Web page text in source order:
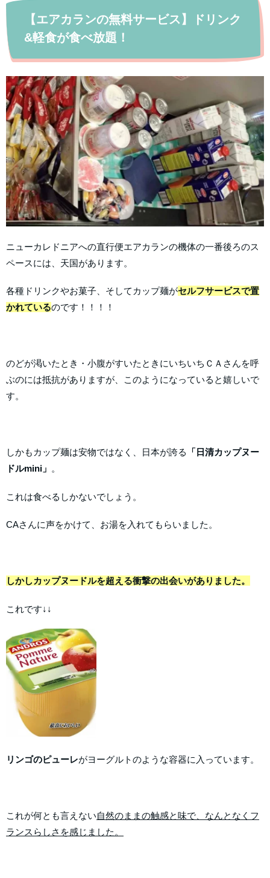
【エアカランの無料サービス】ドリンク
&軽食が食べ放題！
ニューカレドニアへの直行便エアカランの機体の一番後ろのス
ペースには、天国があります。
各種ドリンクやお菓子、そしてカップ麺がセルフサービスで置
かれているのです！！！！
のどが渇いたとき・小腹がすいたときにいちいちＣＡさんを呼
ぶのには抵抗がありますが、このようになっていると嬉しいで
す。
しかもカップ麺は安物ではなく、日本が誇る
「日清カップヌー
ドルmini」 。
これは食べるしかないでしょう。
CAさんに声をかけて、お湯を入れてもらいました。
しかしカップヌードルを超える衝撃の出会いがありました。
これです↓↓
リンゴのピューレがヨーグルトのような容器に入っています。
これが何とも言えない自然のままの触感と味で、なんとなくフ
ランスらしさを感じました。